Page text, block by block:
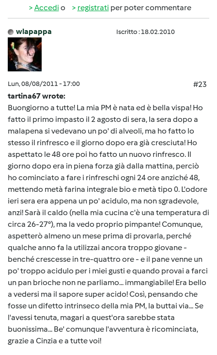
Accedi o registrati per poter commentare
wlapappa Iscritto : 18.02.2010
Lun, 08/08/2011 - 17:00
#23
tartina67 wrote:
Buongiorno a tutte! La mia PM è nata ed è bella vispa! Ho
fatto il primo impasto il 2 agosto di sera, la sera dopo a
malapena si vedevano un po' di alveoli, ma ho fatto lo
stesso il rinfresco e il giorno dopo era già cresciuta! Ho
aspettato le 48 ore poi ho fatto un nuovo rinfresco. Il
giorno dopo era in piena forza già dalla mattina, perciò
ho cominciato a fare i rinfreschi ogni 24 ore anziché 48,
mettendo metà farina integrale bio e metà tipo 0. L'odore
ieri sera era appena un po' acidulo, ma non sgradevole,
anzi! Sarà il caldo (nella mia cucina c'è una temperatura di
circa 26-27°), ma la vedo proprio pimpante! Comunque,
aspetterò almeno un mese prima di provarla, perché
qualche anno fa la utilizzai ancora troppo giovane -
benché crescesse in tre-quattro ore - e il pane venne un
po' troppo acidulo per i miei gusti e quando provai a farci
un pan brioche non ne parliamo... immangiabile! Era bello
a vedersi ma il sapore super acido! Così, pensando che
fosse un difetto intrinseco della mia PM, la buttai via... Se
l'avessi tenuta, magari a quest'ora sarebbe stata
buonissima... Be' comunque l'avventura è ricominciata,
grazie a Cinzia e a tutte voi!